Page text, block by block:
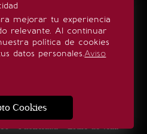
mejorar tu experiencia
relevante. Al continuar
política de cookies
datos personales.Aviso
Cookies
SÍGUENOS
Quiénes somos
Publicidad Estilo de vida